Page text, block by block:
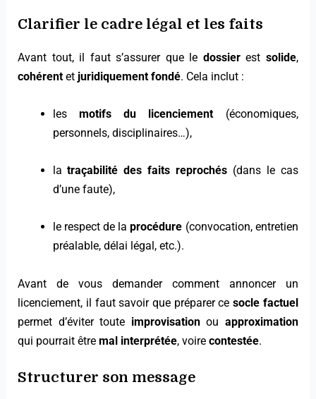
Clarifier le cadre légal et les faits
Avant tout, il faut s’assurer que le dossierest solide,
cohérentet juridiquement fondé. Cela inclut :
les motifs du licenciement(économiques,
personnels, disciplinaires…),
latraçabilité des faits reprochés (dans le cas
d’une faute),
le respect de laprocédure (convocation, entretien
préalable, délai légal, etc.).
Avant de vous demander comment annoncer un
licenciement, il faut savoir que préparer cesocle factuel
permet d’éviter toute improvisationou approximation
qui pourrait êtremal interprétée, voirecontestée.
Structurer son message